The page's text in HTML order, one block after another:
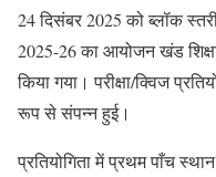
24 दिसंबर 2025 को ब्लॉक
2025-26 का आयोजन खंड
किया गया। परीक्षा/क्विज
रूप से संपन्न हुई।
प्रतियोगिता में प्रथम पाँच